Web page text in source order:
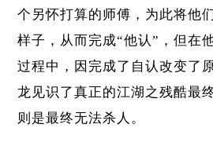
个另怀打算的师傅，为此将他
样子，从而完成“他认”，但在
过程中，因完成了自认改变
龙见识了真正的江湖之残酷最
则是最终无法杀人。